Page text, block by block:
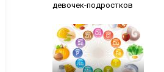
девочек-подростков